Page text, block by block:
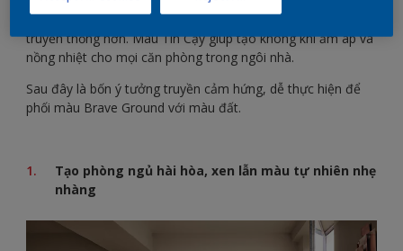
mại hơn, tạo nét chấm phá hiện đại, tinh tế cho không gian
truyền thống hơn. Màu Tin Cậy giúp tạo không khí ấm áp và
nồng nhiệt cho mọi căn phòng trong ngôi nhà.
Sau đây là bốn ý tưởng truyền cảm hứng, dễ thực hiện để
phối màu Brave Ground với màu đất.
Tạo phòng ngủ hài hòa, xen lẫn màu tự nhiên nhẹ
nhàng